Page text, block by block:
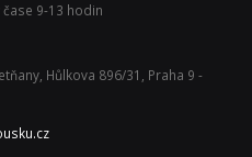
9-13 hodin
Hůlkova 896/31, Praha 9 -